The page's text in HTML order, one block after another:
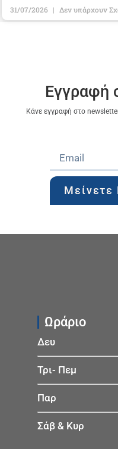
31/07/2026
Δεν υπάρχουν
Εγγραφή
Κάνε εγγραφή στο
Μείνετε
Ωράριο
Δευ
Τρι- Πεμ
Παρ
Σάβ & Κυρ